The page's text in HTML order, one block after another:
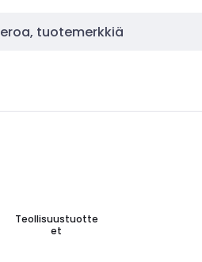
Teollisuustuotte
et